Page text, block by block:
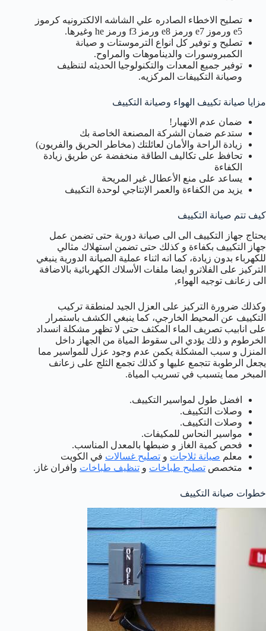
تصليح الاخطاء الصادره علي الشاشه الالكترونيه كرموز
e5 ورموز e7 ورمز e8 ورمز f3 ورمز he وغيرها.
تصليح و توفير كل انواع الترموستات و صيانة
الكمبروسورات والديناموهات والمراوح.
توفير جميع المعدات والتكنولوجيا الحديثه لتنظيف
وصيانة التكييفات المركزيه.
مزايا صيانة تكييف الهواء وصيانة التكييف
ضمان عدم الانهيار!
ستدعم ضمان الشركة المصنعة الخاصة بك
زيادة الراحة والأمان لعائلتك (مخاطر الحريق والفريون)
تحافظ على تكاليف الطاقة منخفضة عن طريق زيادة
الكفاءة
يساعد على منع الأعطال غير المريحة
يزيد من الكفاءة والعمر الإنتاجي لوحدة التكييف
كيف تتم صيانة التكييف
يحتاج جهاز التكييف الى الى صيانة دورية حتى تضمن عمل
جهاز التكييف بكفاءة و كذلك حتى تضمن استهلاك مثالي
للكهرباء بدون زيادة، كما انه اثناء عملية الصيانة الدورية ينبغي
التركيز على الفلاترو ايضا ملفات الأسلاك الكهربائية بالاضافة
الى زعانف توجيه الهواء,
وكذلك ضرورة التركيز على العزل الجيد لمنطقة تركيب
التكييف عن المحيط الخارجي، كما ينبغي الكشف باستمرار
على انابيب تصريف الماء المكثف حتى لا تظهر مشكلة انسداد
الخرطوم و ذلك يؤدي الى سقوط المياة من الجهاز داخل
المنزل و سبب المشكلة يكمن عدم وجود عزل للمواسير مما
يجعل الرطوبة تتجمع عليها و كذلك تجمع الثلج على زعانف
المبخر مما يتسبب في تسريب المياة.
افضل طول لمواسير التكييف.
وصلات التكييف.
وصلات التكييف.
مواسير النحاس للمكيفات.
فحص كمية الغاز و ضبطها بالمعدل المناسب.
معلم صيانة ثلاجات و تصليح غسالات في الكويت
متخصص تصليح طباخات و تنظيف طباخات وافران غاز.
خطوات صيانة التكييف